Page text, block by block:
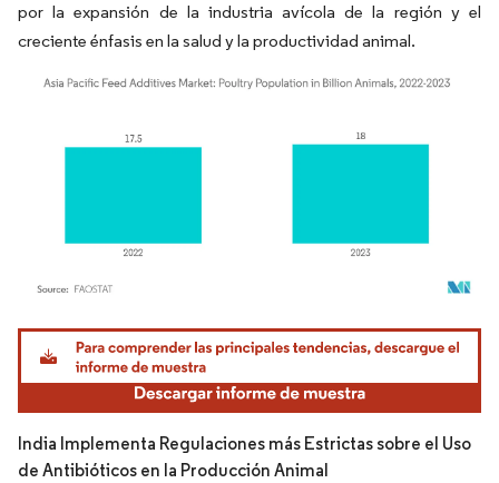
por la expansión de la industria avícola de la región y el
creciente énfasis en la salud y la productividad animal.
Imagen © Mordor Intelligence. El uso requiere atribución según CC BY 4.0.
India Implementa Regulaciones más Estrictas sobre el Uso
de Antibióticos en la Producción Animal